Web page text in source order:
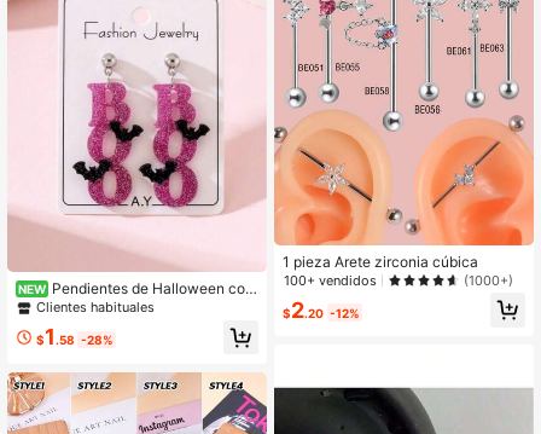
NEW Pendientes de Halloween con
sombrero de bruja con purpurina, B
ma, divertidos, personalizados y cre
Clientes habituales
$1 .58 -28%
1 pieza Arete zirconia cúbica
100+ vendidos (1000+)
$2.20 -12%